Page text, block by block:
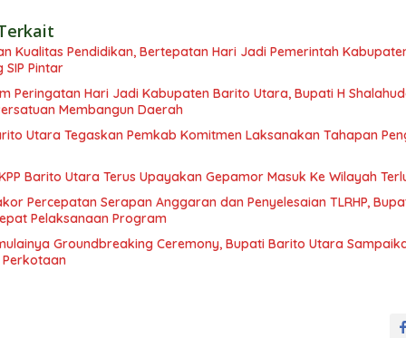
Kualitas Pendidikan, Bertepatan Hari Jadi Pemerintah
SIP Pintar
Peringatan Hari Jadi Kabupaten Barito Utara, Bupati H
Membangun Daerah
Utara Tegaskan Pemkab Komitmen Laksanakan Tahapan
Barito Utara Terus Upayakan Gepamor Masuk Ke Wilayah
Percepatan Serapan Anggaran dan Penyelesaian TLRHP,
Pelaksanaan Program
Groundbreaking Ceremony, Bupati Barito Utara